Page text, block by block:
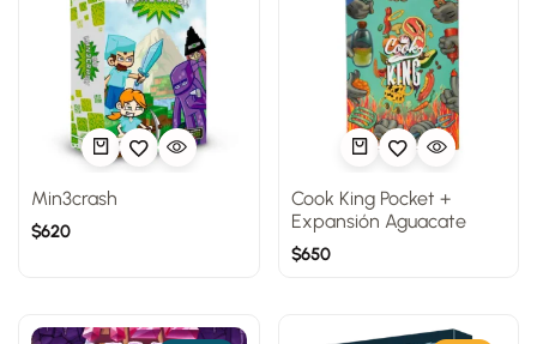
Min3crash
$620
Cook King Pocket +
Expansión Aguacate
$650